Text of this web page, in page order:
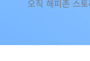
오직 해피존 스